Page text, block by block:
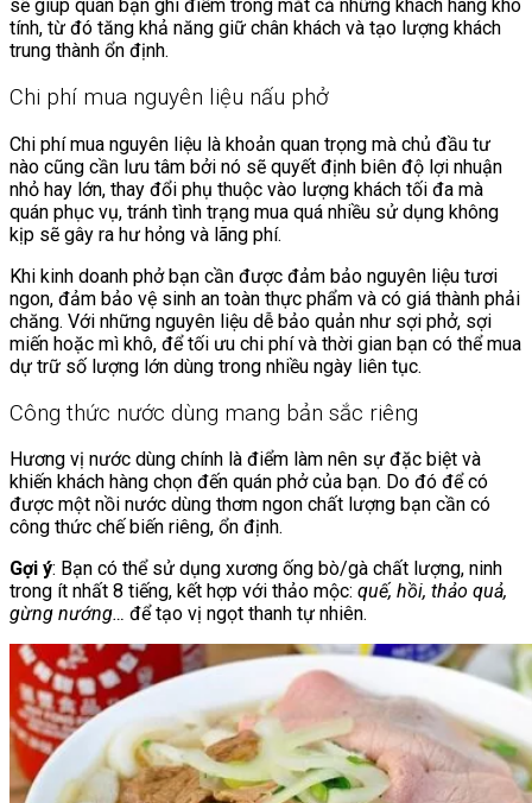
sẽ giúp quán bạn ghi điểm trong mắt cả những khách hàng khó
tính, từ đó tăng khả năng giữ chân khách và tạo lượng khách
trung thành ổn định.
Chi phí mua nguyên liệu nấu phở
Chi phí mua nguyên liệu là khoản quan trọng mà chủ đầu tư
nào cũng cần lưu tâm bởi nó sẽ quyết định biên độ lợi nhuận
nhỏ hay lớn, thay đổi phụ thuộc vào lượng khách tối đa mà
quán phục vụ, tránh tình trạng mua quá nhiều sử dụng không
kịp sẽ gây ra hư hỏng và lãng phí.
Khi kinh doanh phở bạn cần được đảm bảo nguyên liệu tươi
ngon, đảm bảo vệ sinh an toàn thực phẩm và có giá thành phải
chăng. Với những nguyên liệu dễ bảo quản như sợi phở, sợi
miến hoặc mì khô, để tối ưu chi phí và thời gian bạn có thể mua
dự trữ số lượng lớn dùng trong nhiều ngày liên tục.
Công thức nước dùng mang bản sắc riêng
Hương vị nước dùng chính là điểm làm nên sự đặc biệt và
khiến khách hàng chọn đến quán phở của bạn. Do đó để có
được một nồi nước dùng thơm ngon chất lượng bạn cần có
công thức chế biến riêng, ổn định.
Gợi ý: Bạn có thể sử dụng xương ống bò/gà chất lượng, ninh
trong ít nhất 8 tiếng, kết hợp với thảo mộc: quế, hồi, thảo quả,
gừng nướng… để tạo vị ngọt thanh tự nhiên.